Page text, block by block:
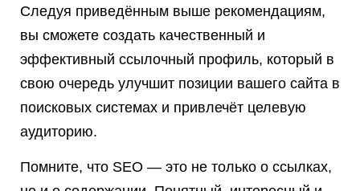
Следуя приведённым выше рекомендациям,
вы сможете создать качественный и
эффективный ссылочный профиль, который в
свою очередь улучшит позиции вашего сайта в
поисковых системах и привлечёт целевую
аудиторию.
Помните, что SEO — это не только о ссылках,